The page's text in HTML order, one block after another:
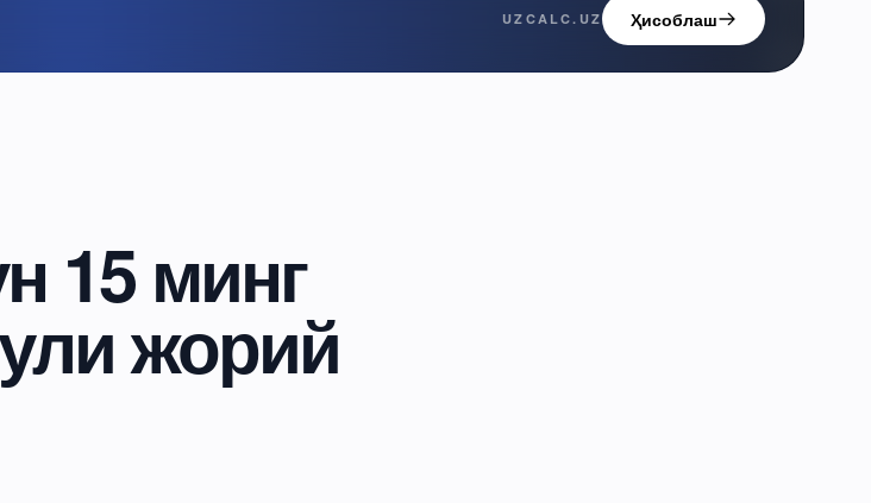
UZCALC.UZ Ҳисоблаш
15 минг
жорий